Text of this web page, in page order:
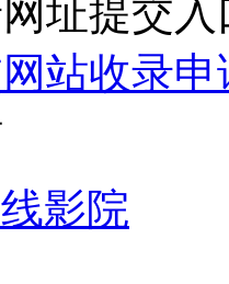
址提交入
站收录申
影院